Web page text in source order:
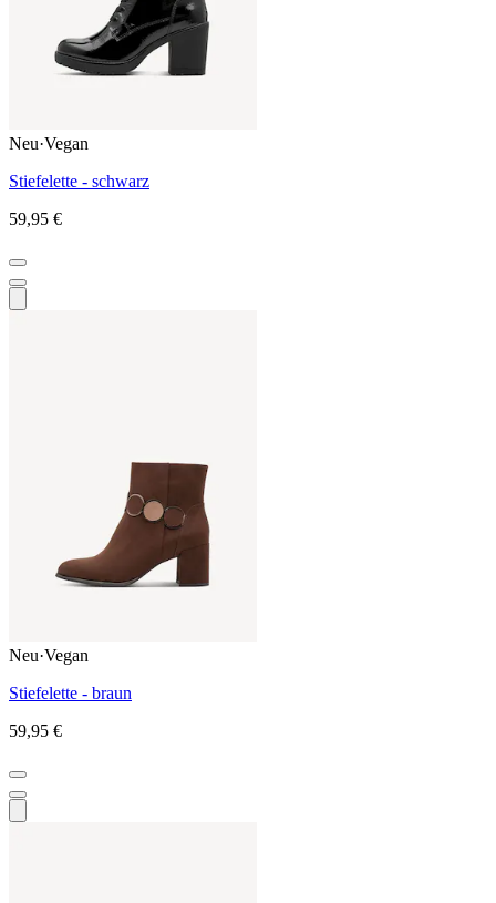
Neu·Vegan
Stiefelette - schwarz
59,95 €
Neu·Vegan
Stiefelette - braun
59,95 €